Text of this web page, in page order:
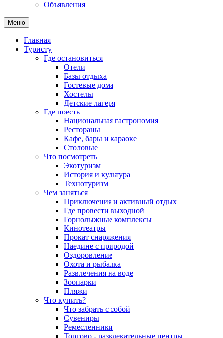
Объявления
Меню
Главная
Туристу
Где остановиться
Отели
Базы отдыха
Гостевые дома
Хостелы
Детские лагеря
Где поесть
Национальная гастрономия
Рестораны
Кафе, бары и караоке
Столовые
Что посмотреть
Экотуризм
История и культура
Технотуризм
Чем заняться
Приключения и активный отдых
Где провести выходной
Горнолыжные комплексы
Кинотеатры
Прокат снаряжения
Наедине с природой
Оздоровление
Охота и рыбалка
Развлечения на воде
Зоопарки
Пляжи
Что купить?
Что забрать с собой
Сувениры
Ремесленники
Торгово - развлекательные центры